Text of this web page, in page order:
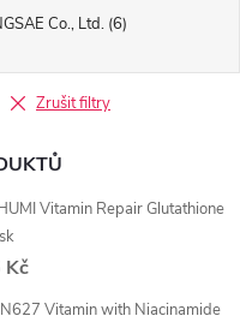
Co., Ltd. 6
Zrušit filtry
Vitamin Repair Glutathione
Kč
Vitamin with Niacinamide